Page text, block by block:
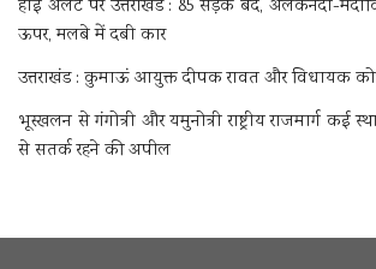
हाई अलर्ट पर उत्तराखंड : 85 सड़कें बंद, अलकनंदा-
ऊपर, मलबे में दबी कार
उत्तराखंड : कुमाऊं आयुक्त दीपक रावत और विधायक
भूस्खलन से गंगोत्री और यमुनोत्री राष्ट्रीय राजमार्ग कई
से सतर्क रहने की अपील